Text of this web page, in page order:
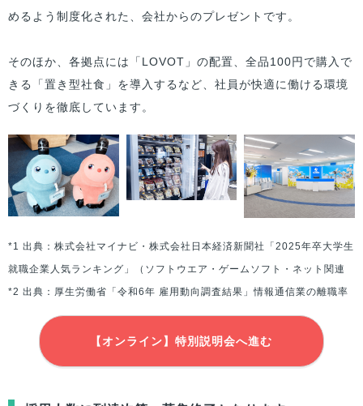
めるよう制度化された、会社からのプレゼントです。
そのほか、各拠点には「LOVOT」の配置、全品100円で購入で
きる「置き型社食」を導入するなど、社員が快適に働ける環境
づくりを徹底しています。
*1 出典：株式会社マイナビ・株式会社日本経済新聞社「2025年卒大学生
就職企業人気ランキング」（ソフトウエア・ゲームソフト・ネット関連
*2 出典：厚生労働省「令和6年 雇用動向調査結果」情報通信業の離職率
【オンライン】特別説明会へ進む